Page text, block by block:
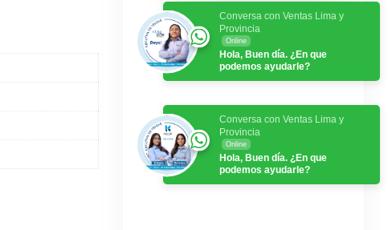
Conversa con Ventas Lima y
Provincia
Online
Hola, Buen día. ¿En que
podemos ayudarle?
Conversa con Ventas Lima y
Provincia
Online
Hola, Buen día. ¿En que
podemos ayudarle?